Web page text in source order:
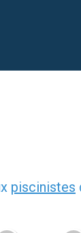
piscinistes